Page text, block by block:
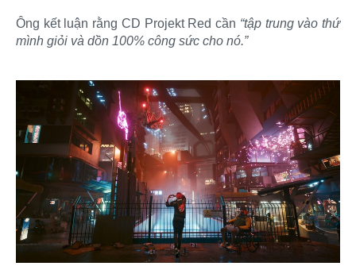
Ông kết luận rằng CD Projekt Red cần “tập trung vào thứ
mình giỏi và dồn 100% công sức cho nó.”